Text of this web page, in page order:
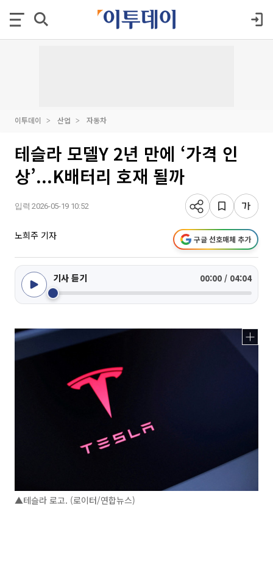
이투데이 산업 자동차
테슬라 모델Y 2년 만에 ‘가격 인
상’...K배터리 호재 될까
입력 2026-05-19 10:52
노희주 기자 구글 선호매체 추가
기사 듣기 00:00 / 04:04
▲테슬라 로고. (로이터/연합뉴스)